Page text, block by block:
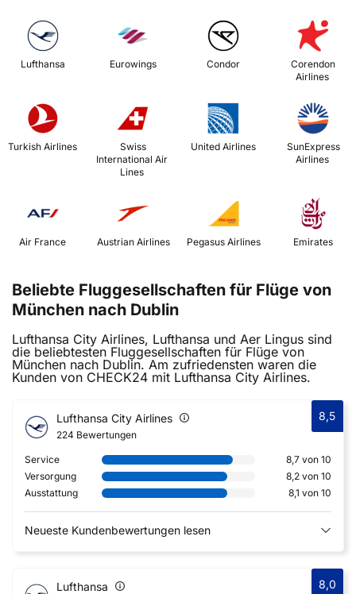
Lufthansa Eurowings Condor
Corendon
Airlines
Turkish Airlines
International Air
Lines
United Airlines
Airlines
Air France Austrian Airlines Emirates
Beliebte Fluggesellschaften für Flüge von
München nach Dublin
Lufthansa City Airlines, Lufthansa und Aer Lingus sind
die beliebtesten Fluggesellschaften für Flüge von
München nach Dublin. Am zufriedensten waren die
Kunden von CHECK24 mit Lufthansa City Airlines.
Lufthansa City Airlines
224 Bewertungen
8,5
Service
8,7 von 10
Versorgung
8,2 von 10
Ausstattung
8,1 von 10
Neueste Kundenbewertungen lesen
Lufthansa 8,0